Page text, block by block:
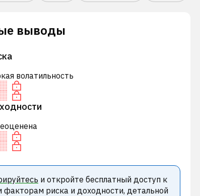
выводы
волатильность
и откройте бесплатный доступ к
риска и доходности, детальной